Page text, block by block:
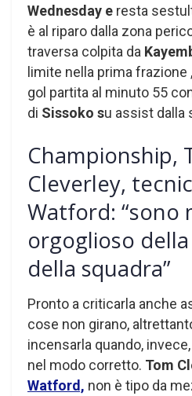
Wednesday e resta
è al riparo dalla zona
traversa colpita da
limite nella prima frazione ,
gol partita al minuto 55
di Sissoko su assist dalla
Championship,
Cleverley,
Watford: “sono
orgoglioso
della squadra”
Pronto a criticarla anche
cose non girano,
incensarla quando,
nel modo corretto. Tom
Watford, non è tipo da